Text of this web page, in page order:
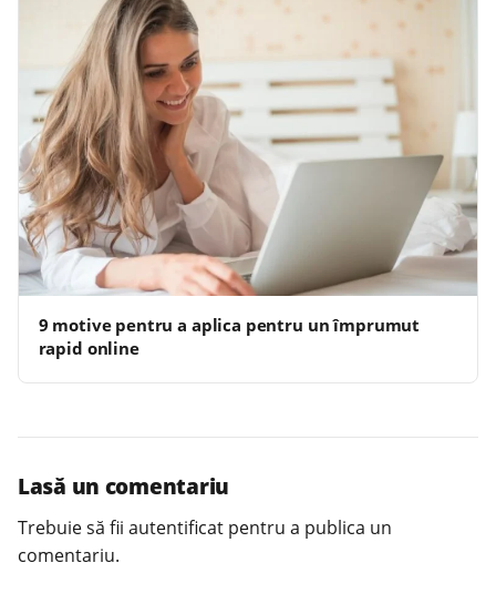
9 motive pentru a aplica pentru un împrumut
rapid online
Lasă un comentariu
Trebuie să fii autentificat pentru a publica un
comentariu.